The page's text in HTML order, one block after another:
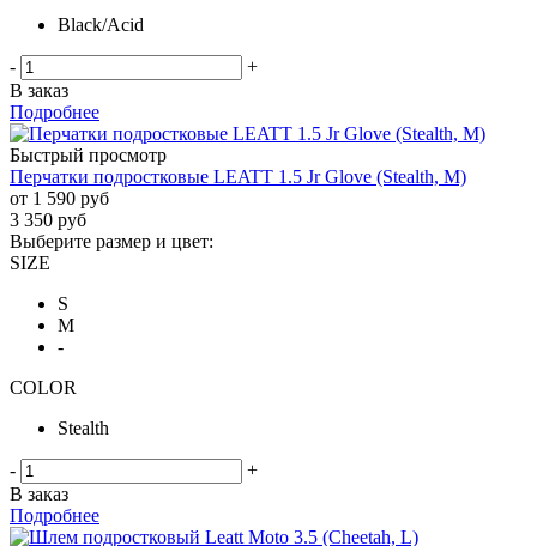
Black/Acid
-
+
В заказ
Подробнее
Быстрый просмотр
Перчатки подростковые LEATT 1.5 Jr Glove (Stealth, M)
от 1 590 руб
3 350 руб
Выберите размер и цвет:
SIZE
S
M
-
COLOR
Stealth
-
+
В заказ
Подробнее